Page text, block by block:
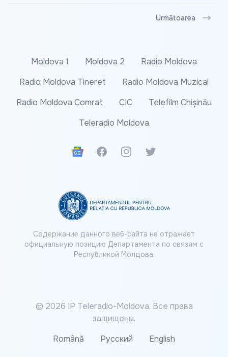
Următoarea
Moldova 1 Moldova 2
Radio Moldova
Radio Moldova Tineret
Radio Moldova Muzical
Radio Moldova Comrat
CIC
Telefilm Chișinău
Teleradio Moldova
Google News
FacebookInstagramTwitter
Содержание данного веб-сайта не отражает
официальную позицию Департамента по связям с
Республикой Молдова.
© 2026 IP Teleradio-Moldova. Все права
защищены.
Română
Русский English